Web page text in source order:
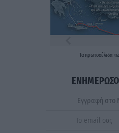
Ταπρωτοσέλιδα
Εγγραφή στο